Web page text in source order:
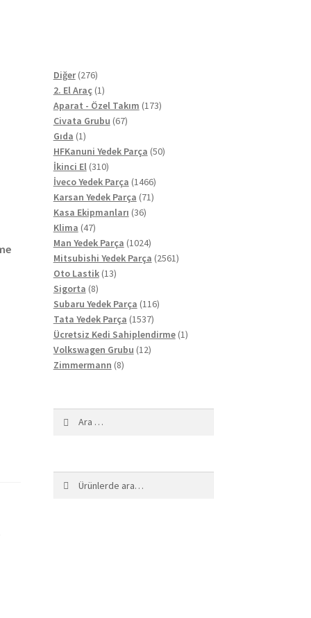
Diğer 276276
ürün
2. El Araç 11
ürün
Aparat - Özel Takım 173173
Civata Grubu 6767
Gıda 11
ürün
HFKanuni Yedek Parça 5050
İkinci El 310310
ürün
İveco Yedek Parça 14661466
ürün
Karsan Yedek Parça 7171
Kasa Ekipmanları 3636
Klima 4747
ürün
Man Yedek Parça 10241024
ürün
Mitsubishi Yedek Parça 25612561
Oto Lastik 1313
Sigorta 88
ürün
Subaru Yedek Parça 116116
Tata Yedek Parça 15371537
ürün
Ücretsiz Kedi Sahiplendirme 11
Volkswagen Grubu 1212
Zimmermann 88